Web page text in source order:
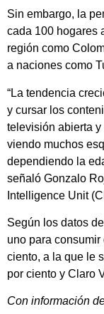
Sin embargo, la
cada 100 hogares
región como
a naciones como
“La tendencia
y cursar los
televisión abierta
viendo muchos
dependiendo la
señaló Gonzalo
Intelligence Unit
Según los datos
uno para
ciento, a la que le
por ciento y Claro
Con información